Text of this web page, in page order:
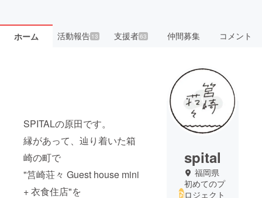
ホーム 活動報告13 支援者63 仲間募集 コメント
SPITALの原田です。
縁があって、辿り着いた箱
崎の町で
"筥崎荘々 Guest house mini
+ 衣食住店"を
spital
福岡県
初めてのプ
ロジェクト